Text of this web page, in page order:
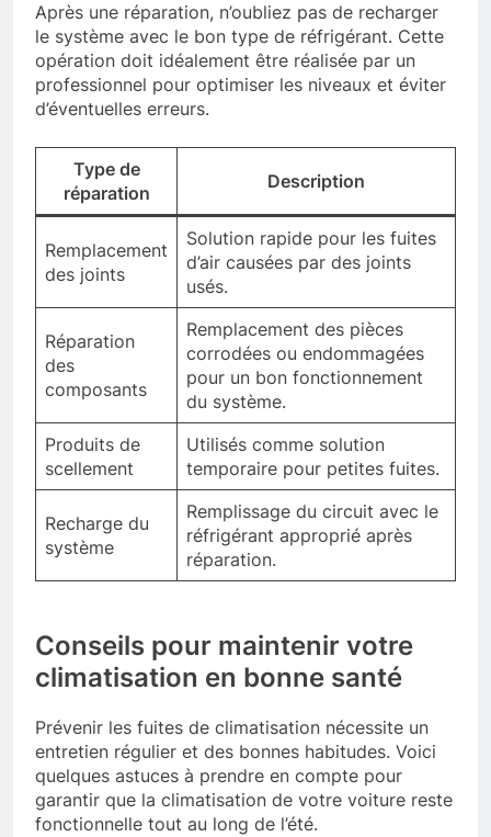
Après une réparation, n’oubliez pas de recharger
le système avec le bon type de réfrigérant. Cette
opération doit idéalement être réalisée par un
professionnel pour optimiser les niveaux et éviter
d’éventuelles erreurs.
Type de
réparation
Description
Remplacement
des joints
Solution rapide pour les fuites
d’air causées par des joints
usés.
Réparation
des
composants
Remplacement des pièces
corrodées ou endommagées
pour un bon fonctionnement
du système.
Produits de
scellement
Utilisés comme solution
temporaire pour petites fuites.
Recharge du
système
Remplissage du circuit avec le
réfrigérant approprié après
réparation.
Conseils pour maintenir votre
climatisation en bonne santé
Prévenir les fuites de climatisation nécessite un
entretien régulier et des bonnes habitudes. Voici
quelques astuces à prendre en compte pour
garantir que la climatisation de votre voiture reste
fonctionnelle tout au long de l’été.